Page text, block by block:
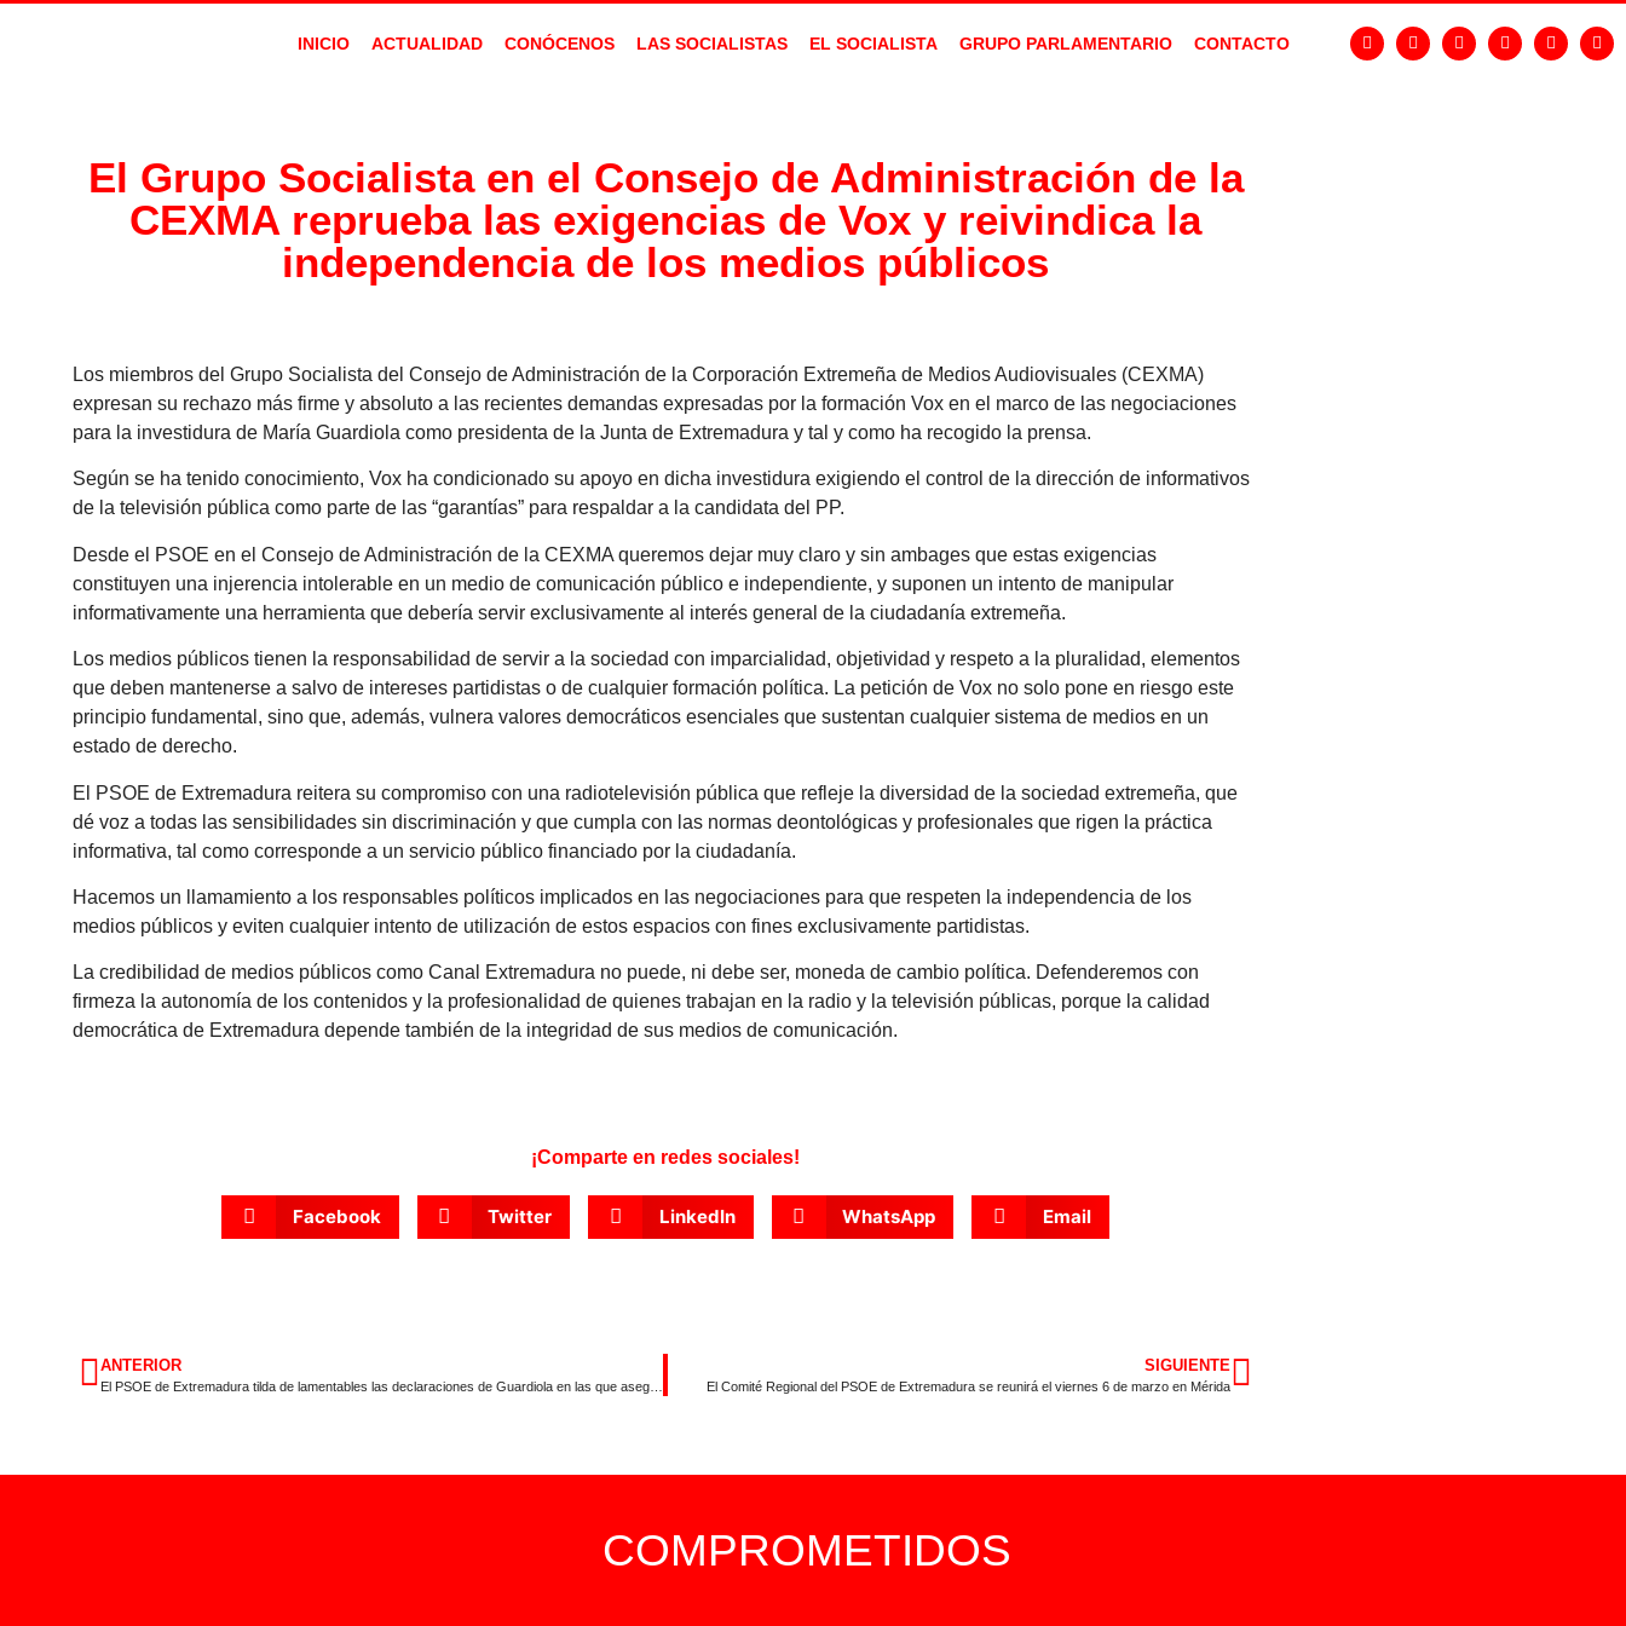
INICIO ACTUALIDAD CONÓCENOS LAS SOCIALISTAS EL SOCIALISTA GRUPO PARLAMENTARIO CONTACTO
El Grupo Socialista en el Consejo de Administración de la
CEXMA reprueba las exigencias de Vox y reivindica la
independencia de los medios públicos
Los miembros del Grupo Socialista del Consejo de Administración de la Corporación Extremeña de Medios Audiovisuales (CEXMA)
expresan su rechazo más firme y absoluto a las recientes demandas expresadas por la formación Vox en el marco de las negociaciones
para la investidura de María Guardiola como presidenta de la Junta de Extremadura y tal y como ha recogido la prensa.
Según se ha tenido conocimiento, Vox ha condicionado su apoyo en dicha investidura exigiendo el control de la dirección de informativos
de la televisión pública como parte de las “garantías” para respaldar a la candidata del PP.
Desde el PSOE en el Consejo de Administración de la CEXMA queremos dejar muy claro y sin ambages que estas exigencias
constituyen una injerencia intolerable en un medio de comunicación público e independiente, y suponen un intento de manipular
informativamente una herramienta que debería servir exclusivamente al interés general de la ciudadanía extremeña.
Los medios públicos tienen la responsabilidad de servir a la sociedad con imparcialidad, objetividad y respeto a la pluralidad, elementos
que deben mantenerse a salvo de intereses partidistas o de cualquier formación política. La petición de Vox no solo pone en riesgo este
principio fundamental, sino que, además, vulnera valores democráticos esenciales que sustentan cualquier sistema de medios en un
estado de derecho.
El PSOE de Extremadura reitera su compromiso con una radiotelevisión pública que refleje la diversidad de la sociedad extremeña, que
dé voz a todas las sensibilidades sin discriminación y que cumpla con las normas deontológicas y profesionales que rigen la práctica
informativa, tal como corresponde a un servicio público financiado por la ciudadanía.
Hacemos un llamamiento a los responsables políticos implicados en las negociaciones para que respeten la independencia de los
medios públicos y eviten cualquier intento de utilización de estos espacios con fines exclusivamente partidistas.
La credibilidad de medios públicos como Canal Extremadura no puede, ni debe ser, moneda de cambio política. Defenderemos con
firmeza la autonomía de los contenidos y la profesionalidad de quienes trabajan en la radio y la televisión públicas, porque la calidad
democrática de Extremadura depende también de la integridad de sus medios de comunicación.
¡Comparte en redes sociales!
Facebook Twitter LinkedIn WhatsApp Email
ANTERIOR SIGUIENTE
El Comité Regional del PSOE de Extremadura se reunirá el viernes 6 de marzo en Mérida
COMPROMETIDOS